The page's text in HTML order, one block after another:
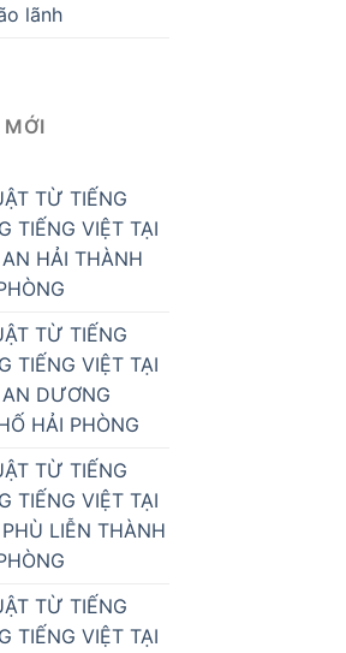
lãnh
TỪ TIẾNG
TIẾNG VIỆT TẠI
HẢI THÀNH
TỪ TIẾNG
TIẾNG VIỆT TẠI
DƯƠNG
HẢI PHÒNG
TỪ TIẾNG
TIẾNG VIỆT TẠI
LIỄN THÀNH
TỪ TIẾNG
TIẾNG VIỆT TẠI